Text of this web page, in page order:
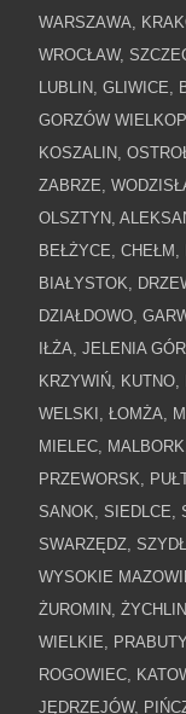
WARSZAWA,
WROCŁAW,
LUBLIN, GLIWICE,
GORZÓW
KOSZALIN,
ZABRZE,
OLSZTYN,
BEŁŻYCE, CHEŁM,
BIAŁYSTOK,
DZIAŁDOWO,
IŁŻA, JELENIA
KRZYWIŃ,
WELSKI, ŁOMŻA,
MIELEC,
PRZEWORSK,
SANOK, SIEDLCE,
SWARZĘDZ,
WYSOKIE
ŻUROMIN,
WIELKIE,
ROGOWIEC,
JĘDRZEJÓW,